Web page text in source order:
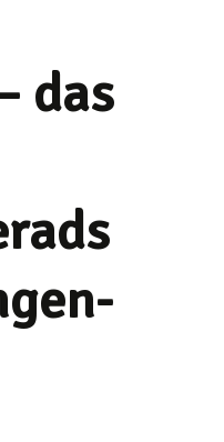
das